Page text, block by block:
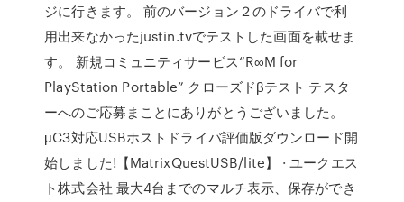
ジに行きます。 前のバージョン２のドライバで利
用出来なかったjustin.tvでテストした画面を載せま
す。 新規コミュニティサービス“R∞M for
PlayStation Portable” クローズドβテスト テスタ
ーへのご応募まことにありがとうございました。
μC3対応USBホストドライバ評価版ダウンロード開
始しました!【MatrixQuestUSB/lite】 · ユークエス
ト株式会社 最大4台までのマルチ表示、保存ができ